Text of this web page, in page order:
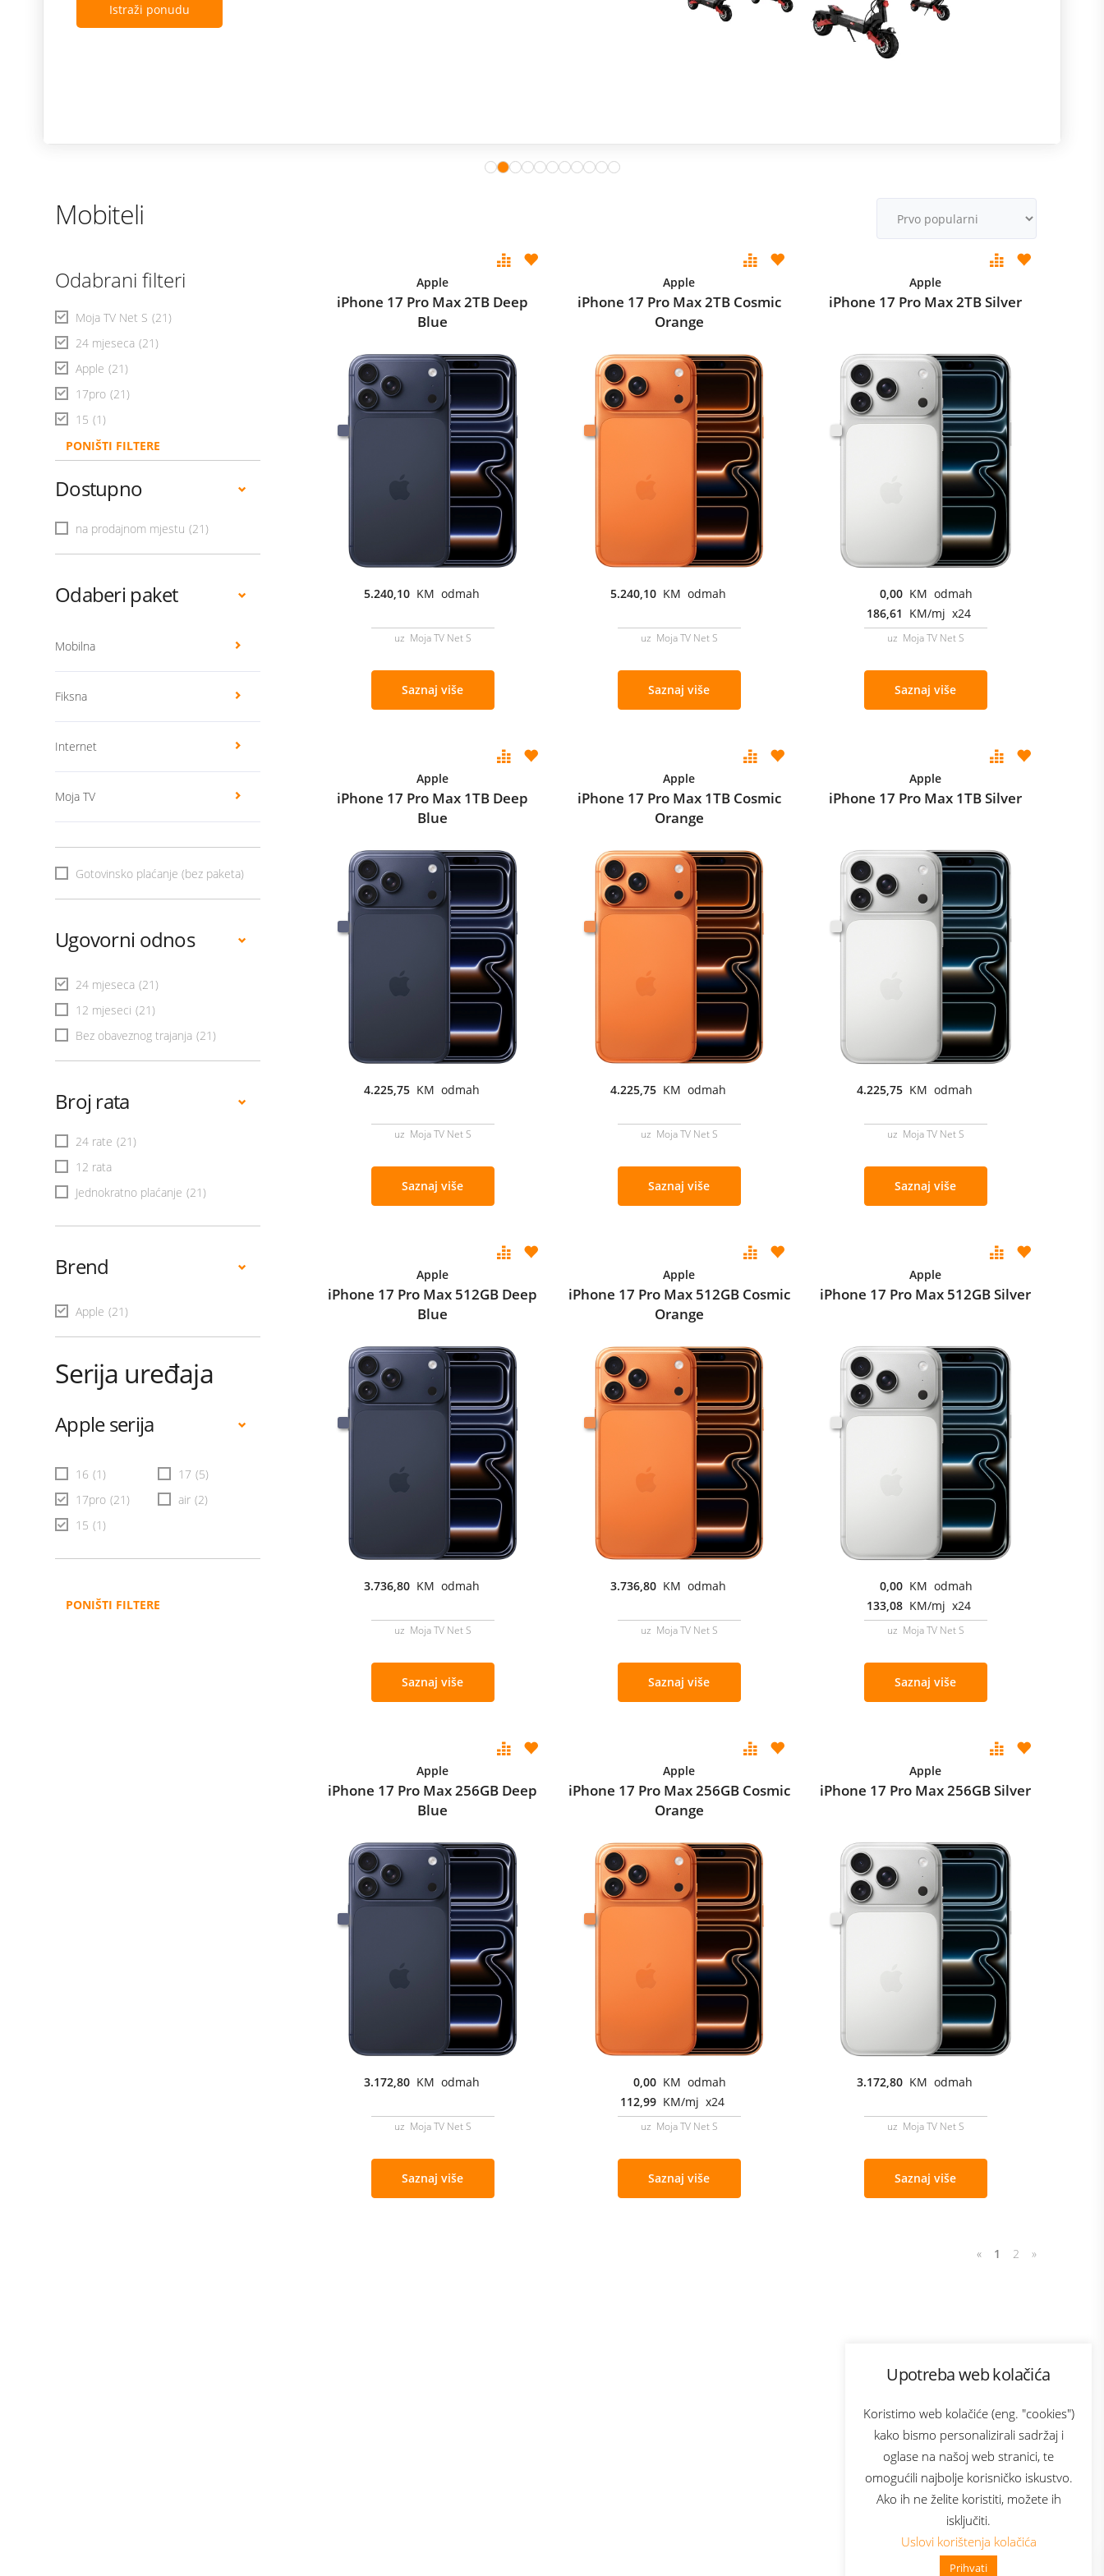
Upotreba web kolačića
Koristimo web kolačiće (eng. "cookies")
kako bismo personalizirali sadržaj i
oglase na našoj web stranici, te
omogućili najbolje korisničko iskustvo.
Ako ih ne želite koristiti, možete ih
isključiti.
Uslovi korištenja kolačića
Prihvati
👋 Zdravo, kako mogu pomoći?
Istraži ponudu
Mobiteli
Odabrani filteri
Moja TV Net S (21)
24 mjeseca (21)
Apple (21)
17pro (21)
15 (1)
PONIŠTI FILTERE
Dostupno
na prodajnom mjestu (21)
Odaberi paket
Mobilna
Fiksna
Internet
Moja TV
Gotovinsko plaćanje (bez paketa)
Ugovorni odnos
24 mjeseca (21)
12 mjeseci (21)
Bez obaveznog trajanja (21)
Broj rata
24 rate (21)
12 rata
Jednokratno plaćanje (21)
Brend
Apple (21)
Serija uređaja
Apple serija
16 (1) 17 (5)
17pro (21) air (2)
15 (1)
PONIŠTI FILTERE
Apple
iPhone 17 Pro Max 2TB Deep
Blue
5.240,10 KM odmah
uz Moja TV Net S
Saznaj više
Apple
iPhone 17 Pro Max 2TB Cosmic
Orange
5.240,10 KM odmah
uz Moja TV Net S
Saznaj više
Apple
iPhone 17 Pro Max 2TB Silver
0,00 KM odmah
186,61 KM/mj x24
uz Moja TV Net S
Saznaj više
Apple
iPhone 17 Pro Max 1TB Deep
Blue
4.225,75 KM odmah
uz Moja TV Net S
Saznaj više
Apple
iPhone 17 Pro Max 1TB Cosmic
Orange
4.225,75 KM odmah
uz Moja TV Net S
Saznaj više
Apple
iPhone 17 Pro Max 1TB Silver
4.225,75 KM odmah
uz Moja TV Net S
Saznaj više
Apple
iPhone 17 Pro Max 512GB Deep
Blue
3.736,80 KM odmah
uz Moja TV Net S
Saznaj više
Apple
iPhone 17 Pro Max 512GB Cosmic
Orange
3.736,80 KM odmah
uz Moja TV Net S
Saznaj više
Apple
iPhone 17 Pro Max 512GB Silver
0,00 KM odmah
133,08 KM/mj x24
uz Moja TV Net S
Saznaj više
Apple
iPhone 17 Pro Max 256GB Deep
Blue
3.172,80 KM odmah
uz Moja TV Net S
Saznaj više
Apple
iPhone 17 Pro Max 256GB Cosmic
Orange
0,00 KM odmah
112,99 KM/mj x24
uz Moja TV Net S
Saznaj više
Apple
iPhone 17 Pro Max 256GB Silver
3.172,80 KM odmah
uz Moja TV Net S
Saznaj više
« 1 2 »
Bonus plus
Prijava za newsletter